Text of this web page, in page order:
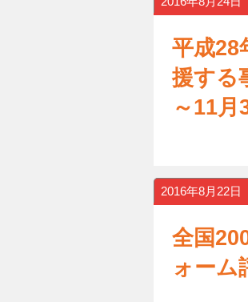
平成28
援する
～11
2016年8月22日
全国
ォーム